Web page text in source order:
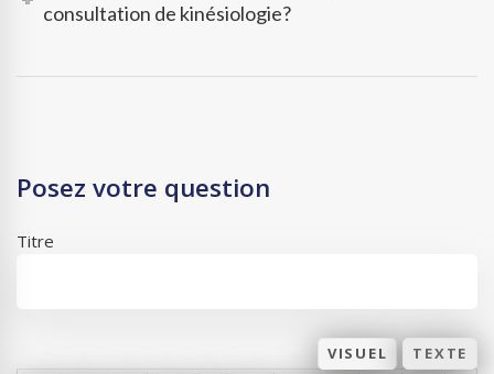
consultation de kinésiologie?
Posez votre question
Titre
VISUEL TEXTE